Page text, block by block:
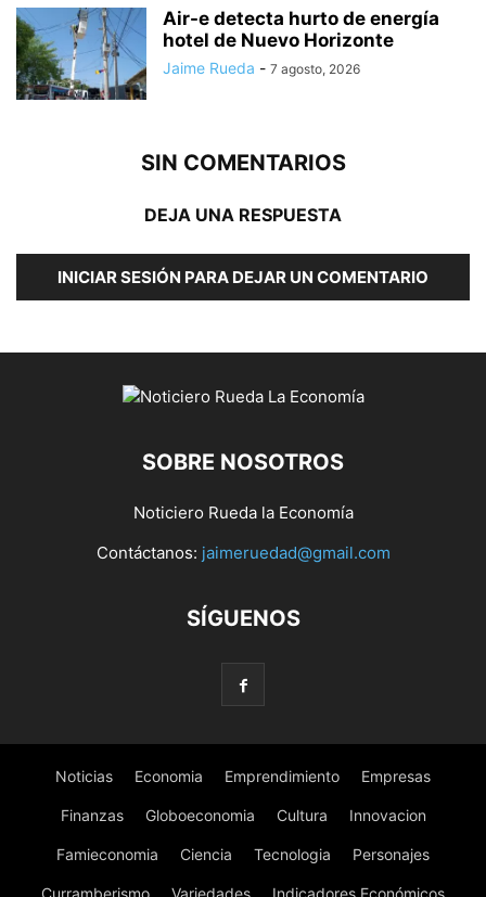
Air-e detecta hurto de energía
hotel de Nuevo Horizonte
Jaime Rueda - 7 agosto, 2026
SIN COMENTARIOS
DEJA UNA RESPUESTA
INICIAR SESIÓN PARA DEJAR UN COMENTARIO
SOBRE NOSOTROS
Noticiero Rueda la Economía
Contáctanos: jaimeruedad@gmail.com
SÍGUENOS
Noticias Economia Emprendimiento Empresas
Finanzas Globoeconomia Cultura Innovacion
Famieconomia Ciencia Tecnologia Personajes